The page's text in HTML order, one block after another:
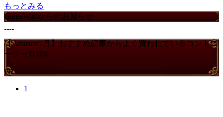
もっとみる
GameWithからのお知らせ
【Amazon7月】おすすめ記事からよく買われているコントロ
ーラーTOP4
PR
1